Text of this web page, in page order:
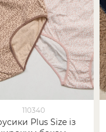
110340
Plus Size із